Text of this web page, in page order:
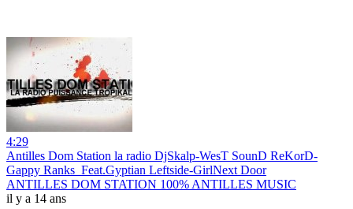
4:29
Antilles Dom Station la radio DjSkalp-WesT SounD ReKorD-
Gappy Ranks_Feat.Gyptian Leftside-GirlNext Door
ANTILLES DOM STATION 100% ANTILLES MUSIC
il y a 14 ans